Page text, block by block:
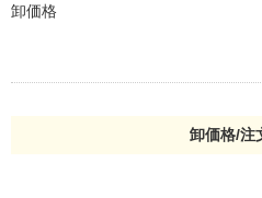
卸価格
卸価格/注